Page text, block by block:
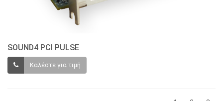
SOUND4 PCI PULSE
Καλέστε για τιμή